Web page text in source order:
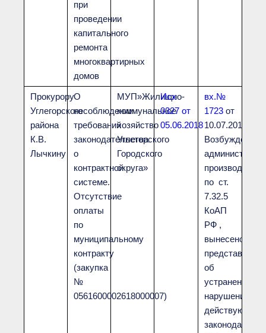
при
проведении
капитального
ремонта
многоквартирных
домов
Прокурору
Углегорского
района
К.В.
Лычкину
О
несоблюдении
требований
законодательства
о
контрактной
системе.
Отсутствие
оплаты
по
муниципальному
контракту
(закупка
№
0561600002618000007)
МУП»Жилищно-
коммунальное
хозяйство
Углегорского
Городского
округа»
Исх
0327 от
05.06.2018
вх.№
1723 от
10.07.2018
Возбуждено
производство
по ст.
7.32.5
КоАП
РФ ,
вынесено
представление
об
устранении
нарушений
действующего